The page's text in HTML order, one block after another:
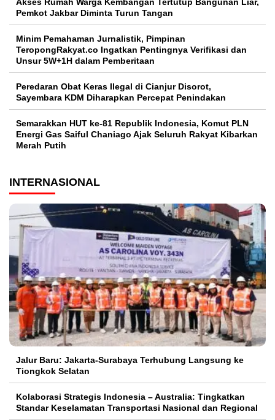
Akses Rumah Warga Kembangan Tertutup Bangunan Liar,
Pemkot Jakbar Diminta Turun Tangan
Minim Pemahaman Jurnalistik, Pimpinan
TeropongRakyat.co Ingatkan Pentingnya Verifikasi dan
Unsur 5W+1H dalam Pemberitaan
Peredaran Obat Keras Ilegal di Cianjur Disorot,
Sayembara KDM Diharapkan Percepat Penindakan
Semarakkan HUT ke-81 Republik Indonesia, Komut PLN
Energi Gas Saiful Chaniago Ajak Seluruh Rakyat Kibarkan
Merah Putih
INTERNASIONAL
Jalur Baru: Jakarta-Surabaya Terhubung Langsung ke
Tiongkok Selatan
Kolaborasi Strategis Indonesia – Australia: Tingkatkan
Standar Keselamatan Transportasi Nasional dan Regional